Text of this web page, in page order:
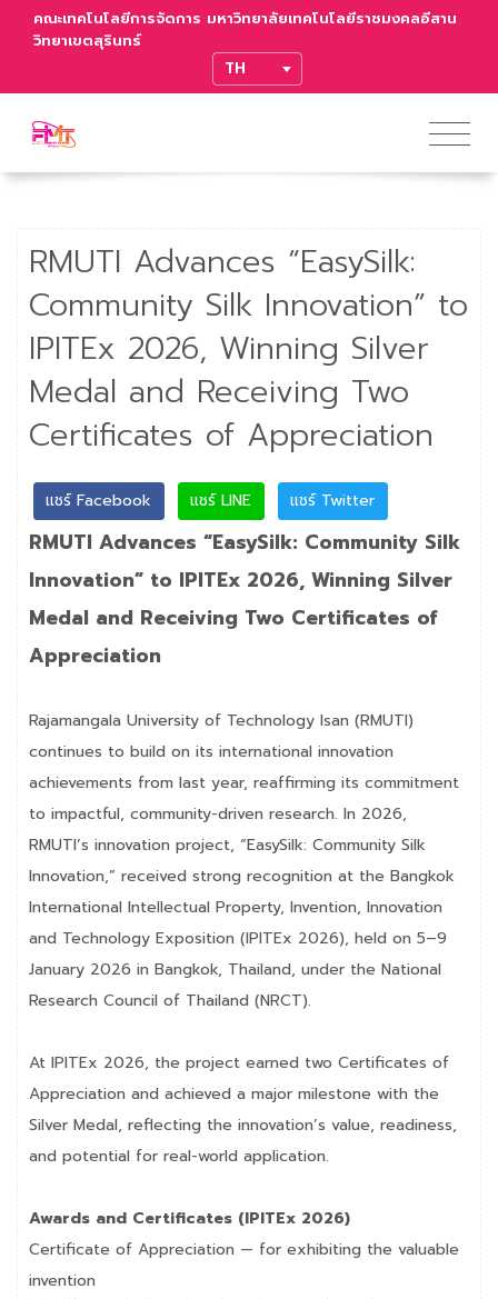
คณะเทคโนโลยีการจัดการ มหาวิทยาลัยเทคโนโลยีราชมงคลอีสาน
วิทยาเขตสุรินทร์
TRANSLATE
RMUTI Advances “EasySilk:
Community Silk Innovation” to
IPITEx 2026, Winning Silver
Medal and Receiving Two
Certificates of Appreciation
แชร์ Facebook แชร์ LINE แชร์ Twitter
RMUTI Advances “EasySilk: Community Silk
Innovation” to IPITEx 2026, Winning Silver
Medal and Receiving Two Certificates of
Appreciation
Rajamangala University of Technology Isan (RMUTI)
continues to build on its international innovation
achievements from last year, reaffirming its commitment
to impactful, community-driven research. In 2026,
RMUTI’s innovation project, “EasySilk: Community Silk
Innovation,” received strong recognition at the Bangkok
International Intellectual Property, Invention, Innovation
and Technology Exposition (IPITEx 2026), held on 5–9
January 2026 in Bangkok, Thailand, under the National
Research Council of Thailand (NRCT).
At IPITEx 2026, the project earned two Certificates of
Appreciation and achieved a major milestone with the
Silver Medal, reflecting the innovation’s value, readiness,
and potential for real-world application.
Awards and Certificates (IPITEx 2026)
Certificate of Appreciation — for exhibiting the valuable
invention